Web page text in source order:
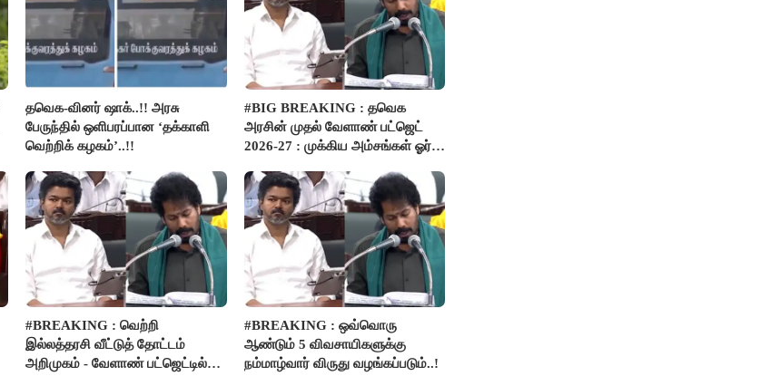
தவெக-வினர் ஷாக்..!! அரசு
பேருந்தில் ஒளிபரப்பான ‘தக்காளி
வெற்றிக் கழகம்’..!!
#BIG BREAKING : தவெக
அரசின் முதல் வேளாண் பட்ஜெட்
2026-27 : முக்கிய அம்சங்கள் ஓர்
#BREAKING : வெற்றி
இல்லத்தரசி வீட்டுத் தோட்டம்
அறிமுகம் - வேளாண் பட்ஜெட்டில்
#BREAKING : ஒவ்வொரு
ஆண்டும் 5 விவசாயிகளுக்கு
நம்மாழ்வார் விருது வழங்கப்படும்..!